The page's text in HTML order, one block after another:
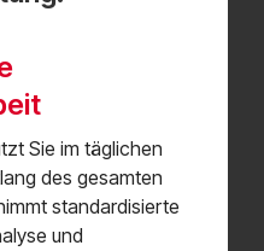
Sie im täglichen
des gesamten
standardisierte
und